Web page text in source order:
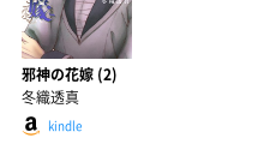
邪神の花嫁 (2)
冬織透真
kindle